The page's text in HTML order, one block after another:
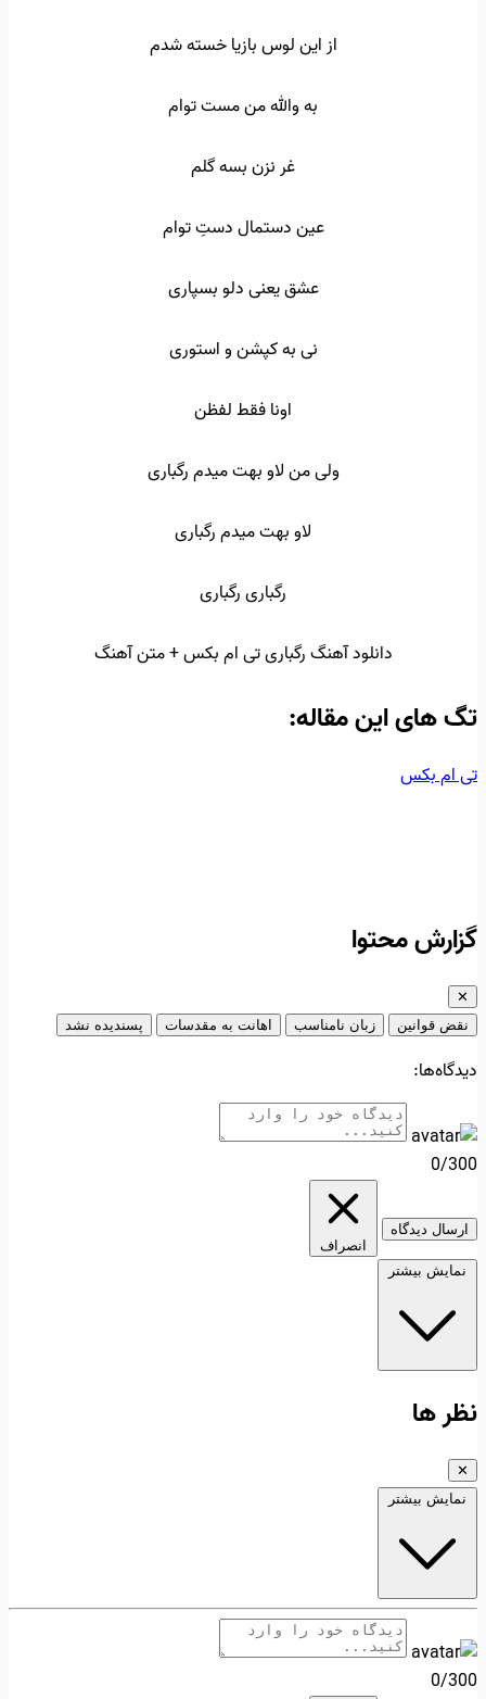
از این لوس بازیا خسته شدم
به والله من مست توام
غر نزن بسه گلم
عین دستمال دستِ توام
عشق یعنی دلو بسپاری
نی به کپشن و استوری
اونا فقط لفظن
ولی من لاو بهت میدم رگباری
لاو بهت میدم رگباری
رگباری رگباری
دانلود آهنگ رگباری تی ام بکس + متن آهنگ
تگ‌ های این مقاله:
تی ام بکس
گزارش محتوا
✕
نقض قوانین
زبان نامناسب اهانت به مقدسات پسندیده نشد
دیدگاه‌ها:
0/300
ارسال دیدگاه
انصراف
نمایش بیشتر
نظر ها
✕
نمایش بیشتر
0/300